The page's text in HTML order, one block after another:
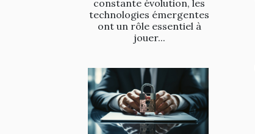
constante évolution, les
technologies émergentes
ont un rôle essentiel à
jouer...